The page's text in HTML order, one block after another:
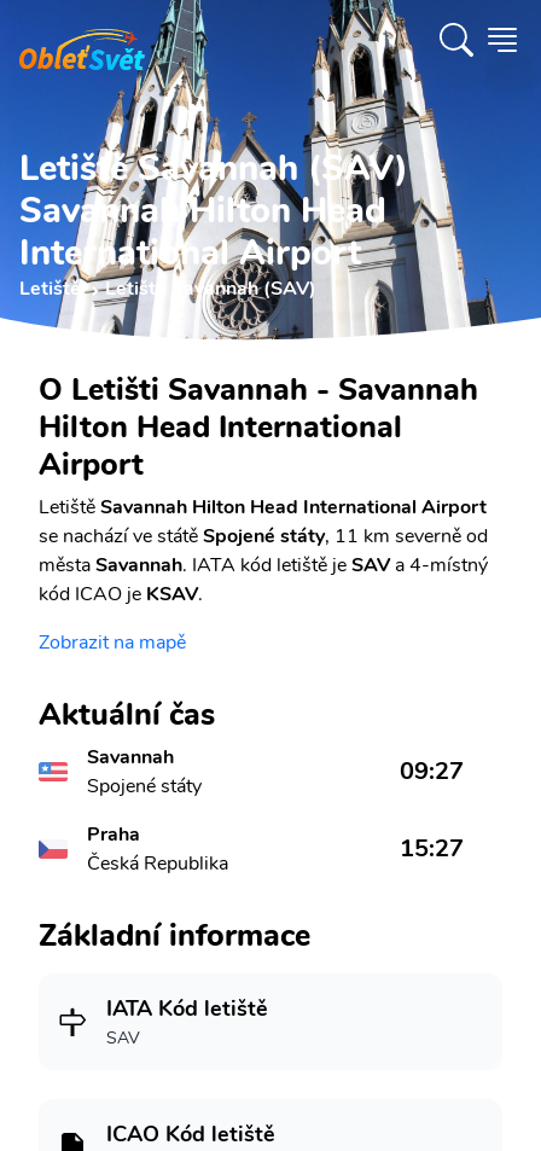
Letiště Savannah (SAV)
Savannah Hilton Head
International Airport
Letiště Letiště Savannah (SAV)
O Letišti Savannah - Savannah
Hilton Head International
Airport
LetištěSavannah Hilton Head International Airport
se nachází ve státěSpojené státy, 11 km severně od
městaSavannah. IATA kód letiště jeSAVa 4-místný
kód ICAO je KSAV.
Zobrazit na mapě
Aktuální čas
Savannah
Spojené státy
09:27
Praha
Česká Republika
15:27
Základní informace
IATA Kód letiště
SAV
ICAO Kód letiště